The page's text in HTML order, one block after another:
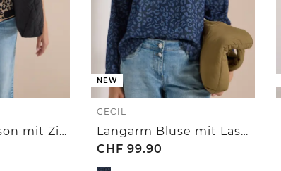
Leichter Blouson mit Zipper und Leo-Print
NEW
CECIL
Langarm Bluse mit Laser-Print
CHF 99.90